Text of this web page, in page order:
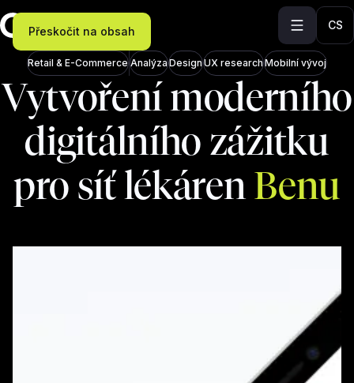
Přeskočit na obsah CS
Retail & E-Commerce AnalýzaDesignUX researchMobilní vývoj
Vytvoření moderního
digitálního zážitku
pro síť lékárenBenu